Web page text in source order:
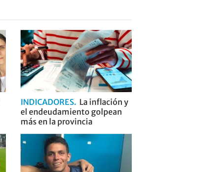
INDICADORES
La inflación y
el endeudamiento golpean
más en la provincia